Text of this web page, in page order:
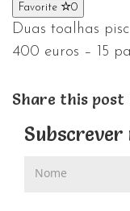
Favorite 0
Duas toalhas
400 euros – 15
Share this post